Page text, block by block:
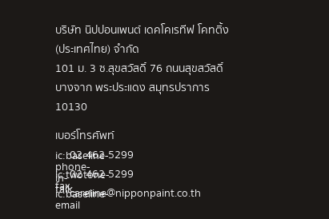
บริษัท นิปปอนเพนต์ เดคโคเรทีฟ โคทติ้ง
(ประเทศไทย) จำกัด
101 ม. 3 ซ.สุขสวัสดิ์ 76 ถนนสุขสวัสดิ์
บางจาก พระประแดง สมุทรปราการ
10130
เบอร์โทรศัพท์
ic:baseline-
phone-
in-
talk
02 462 5299
ic:twotone-
fax
02 462 5299
ic:baseline-
email
careline@nipponpaint.co.th